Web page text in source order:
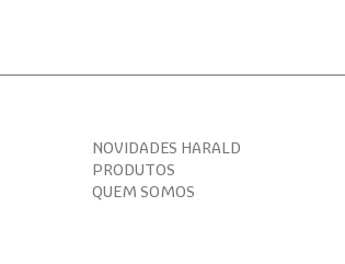
NOVIDADES HARALD
PRODUTOS
QUEM SOMOS